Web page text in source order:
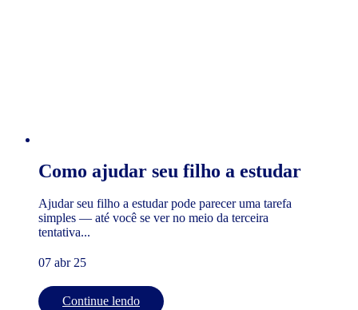
Como ajudar seu filho a estudar
Ajudar seu filho a estudar pode parecer uma tarefa
simples — até você se ver no meio da terceira
tentativa...
07 abr 25
Continue lendo